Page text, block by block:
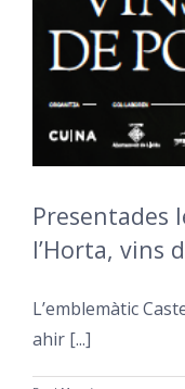
Presentades
l’Horta, vins
L’emblemàtic
ahir [...]